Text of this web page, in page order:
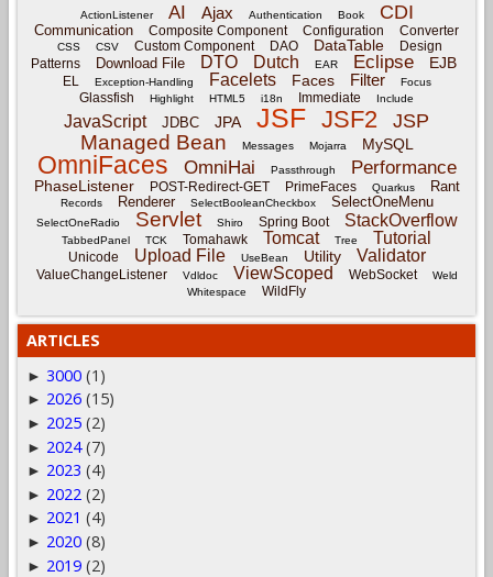
ActionListener AI Ajax Authentication Book CDI
Communication Composite Component Configuration Converter
CSS CSV Custom Component DAO DataTable
Design
Patterns
Download File DTO Dutch EAR Eclipse EJB
EL Exception-Handling Facelets Faces Filter Focus
Glassfish Highlight HTML5 i18n Immediate Include
JavaScript JDBC JPA JSF JSF2 JSP
Managed Bean Messages Mojarra MySQL
OmniFaces OmniHai Passthrough Performance
PhaseListener POST-Redirect-GET PrimeFaces Quarkus Rant
Records Renderer SelectBooleanCheckbox SelectOneMenu
SelectOneRadio Servlet Shiro Spring Boot StackOverflow
TabbedPanel TCK Tomahawk Tomcat Tree Tutorial
Unicode Upload File UseBean Utility Validator
ValueChangeListener Vdldoc ViewScoped WebSocket
Weld
Whitespace
WildFly
ARTICLES
► 3000 (1)
► 2026 (15)
► 2025 (2)
► 2024 (7)
► 2023 (4)
► 2022 (2)
► 2021 (4)
► 2020 (8)
► 2019 (2)